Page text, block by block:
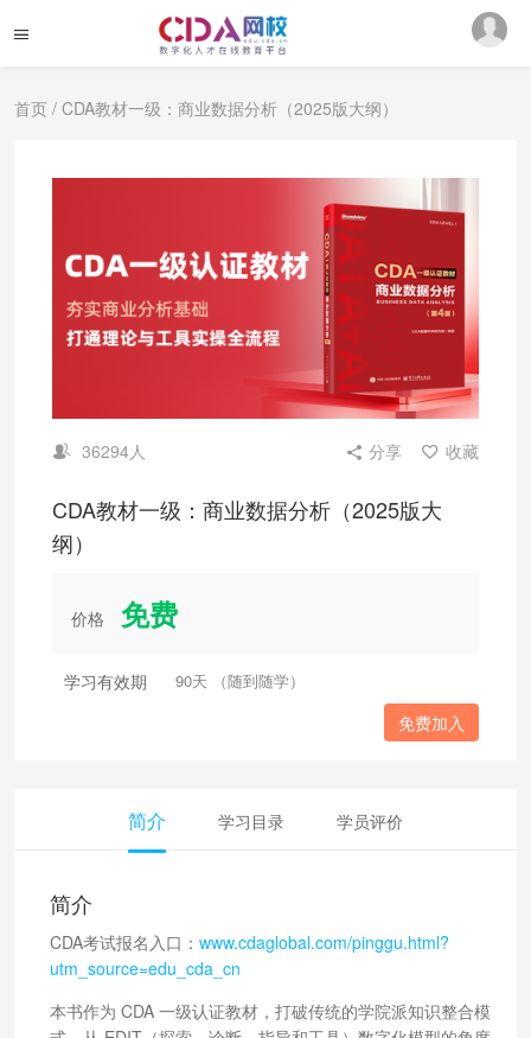
首页 / CDA教材一级：商业数据分析（2025版大纲）
36294人 分享 收藏
CDA教材一级：商业数据分析（2025版大
纲）
价格 免费
学习有效期 90天 （随到随学）
免费加入
简介 学习目录 学员评价
简介
CDA考试报名入口： www.cdaglobal.com/pinggu.html?
utm_source=edu_cda_cn
本书作为 CDA 一级认证教材，打破传统的学院派知识整合模